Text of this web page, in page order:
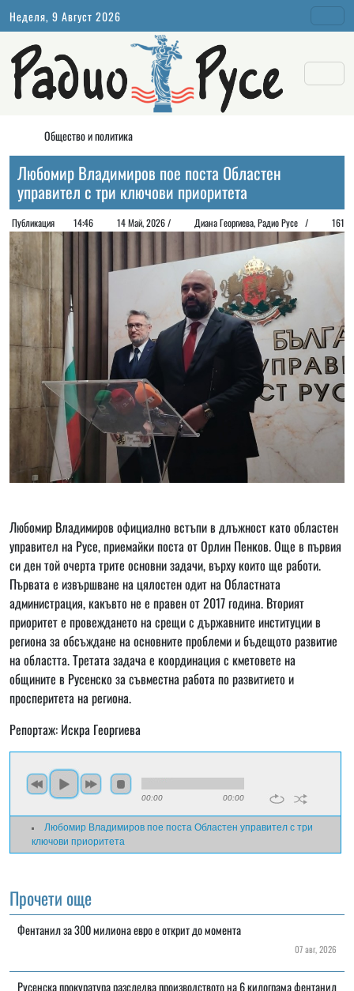
Неделя, 9 Август 2026
Общество и политика
Любомир Владимиров пое поста Областен
управител с три ключови приоритета
Публикация 14:46 14 Май, 2026 / Диана Георгиeва, Радио Русе / 161
Любомир Владимиров официално встъпи в длъжност като областен
управител на Русе, приемайки поста от Орлин Пенков. Още в първия
си ден той очерта трите основни задачи, върху които ще работи.
Първата е извършване на цялостен одит на Областната
администрация, какъвто не е правен от 2017 година. Вторият
приоритет е провеждането на срещи с държавните институции в
региона за обсъждане на основните проблеми и бъдещото развитие
на областта. Третата задача е координация с кметовете на
общините в Русенско за съвместна работа по развитието и
просперитета на региона.
Репортаж: Искра Георгиева
00:00 00:00
Любомир Владимиров пое поста Областен управител с три
ключови приоритета
Прочети още
Фентанил за 300 милиона евро е открит до момента
07 авг, 2026
Русенска прокуратура разследва производството на 6 килограма фентанил